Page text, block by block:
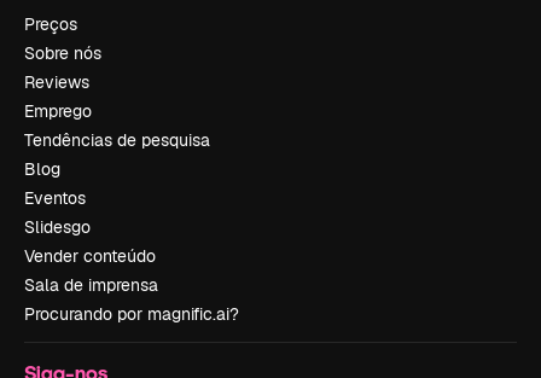
Preços
Sobre nós
Reviews
Emprego
Tendências de pesquisa
Blog
Eventos
Slidesgo
Vender conteúdo
Sala de imprensa
Procurando por magnific.ai?
Siga-nos